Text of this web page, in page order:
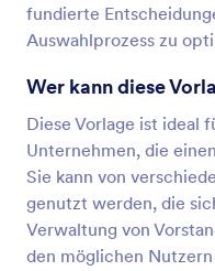
fundierte
Auswahlprozess zu
Wer kann diese
Diese Vorlage ist ideal
Unternehmen, die
Sie kann von
genutzt werden, die
Verwaltung von
den möglichen